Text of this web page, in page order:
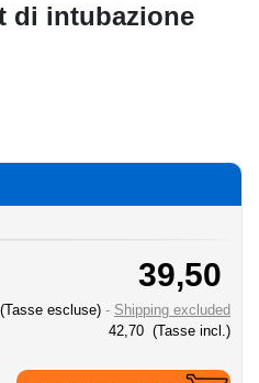
di intubazione
39,50
(Tasse escluse)
Shipping excluded
42,70 (Tasse incl.)